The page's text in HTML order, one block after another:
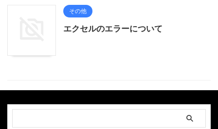
その他
エクセルのエラーについて